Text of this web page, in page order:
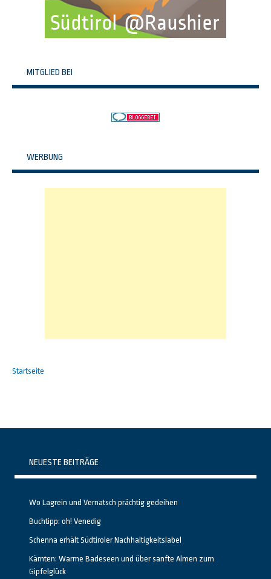
MITGLIED BEI
WERBUNG
Startseite
NEUESTE BEITRÄGE
Wo Lagrein und Vernatsch prächtig gedeihen
Buchtipp: oh! Venedig
Schenna erhält Südtiroler Nachhaltigkeitslabel
Kärnten: Warme Badeseen und über sanfte Almen zum
Gipfelglück